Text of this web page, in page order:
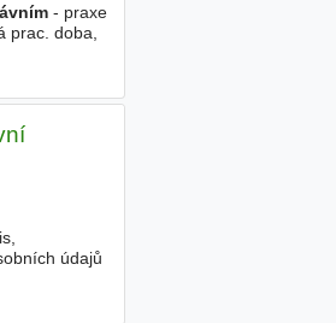
- praxe
prac. doba,
údajů